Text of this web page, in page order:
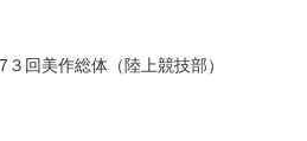
３回美作総体（陸上競技部）